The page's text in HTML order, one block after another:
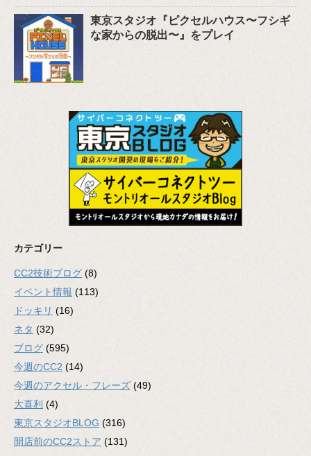
東京スタジオ『ピクセルハウス〜フシギ
な家からの脱出〜』をプレイ
カテゴリー
CC2技術ブログ (8)
イベント情報 (113)
ドッキリ (16)
ネタ (32)
ブログ (595)
今週のCC2 (14)
今週のアクセル・フレーズ (49)
大喜利 (4)
東京スタジオBLOG (316)
開店前のCC2ストア (131)